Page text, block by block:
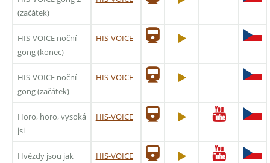
(začátek)
HIS-VOICE noční
gong (konec)
HIS-VOICE
HIS-VOICE noční
gong (začátek)
HIS-VOICE
Horo, horo, vysoká
jsi
HIS-VOICE
Hvězdy jsou jak
HIS-VOICE